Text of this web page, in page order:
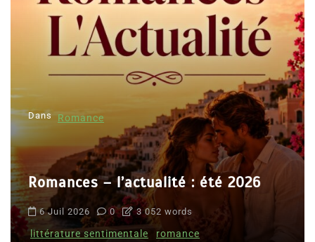
Dans Romance
Romances – l’actualité : été 2026
6 Juil 2026 0 3 052 words
littérature sentimentale romance